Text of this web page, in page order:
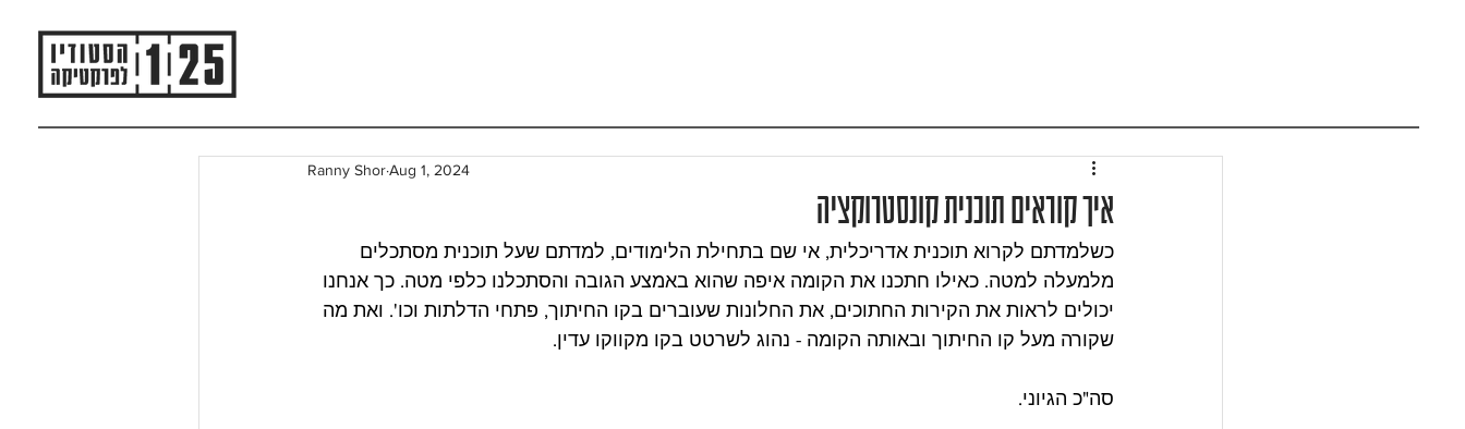
איך קוראים תוכנית קונסטרוקציה
Ranny ShorAug 1, 2024
כשלמדתם לקרוא תוכנית אדריכלית, אי שם בתחילת הלימודים, למדתם שעל תוכנית מסתכלים
מלמעלה למטה. כאילו חתכנו את הקומה איפה שהוא באמצע הגובה והסתכלנו כלפי מטה. כך אנחנו
יכולים לראות את הקירות החתוכים, את החלונות שעוברים בקו החיתוך, פתחי הדלתות וכו'. ואת מה
שקורה מעל קו החיתוך ובאותה הקומה - נהוג לשרטט בקו מקווקו עדין.
סה"כ הגיוני.